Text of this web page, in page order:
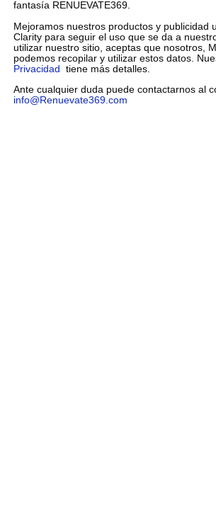
fantasía RENUEVATE369.
Mejoramos nuestros productos y publicidad
Clarity para seguir el uso que se da a
utilizar nuestro sitio, aceptas que nosotros,
podemos recopilar y utilizar estos datos.
Privacidad tiene más detalles.
Ante cualquier duda puede contactarnos al
info@Renuevate369.com